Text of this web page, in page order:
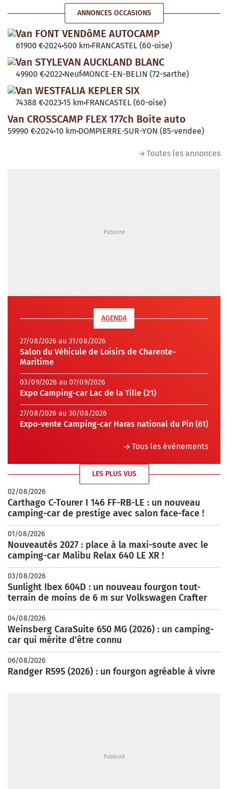
ANNONCES OCCASIONS
Van FONT VENDôME AUTOCAMP
61900 €2024 500 km FRANCASTEL (60-oise)
Van STYLEVAN AUCKLAND BLANC
49900 €2022 Neuf MONCE-EN-BELIN (72-sarthe)
Van WESTFALIA KEPLER SIX
74388 €2023 15 km FRANCASTEL (60-oise)
Van CROSSCAMP FLEX 177ch Boite auto
59990 €2024 10 km DOMPIERRE-SUR-YON (85-vendee)
Toutes les annonces
AGENDA
27/08/2026 au 31/08/2026
Salon du Véhicule de Loisirs de Charente-
Maritime
03/09/2026 au 07/09/2026
Expo Camping-car Lac de la Tille (21)
27/08/2026 au 30/08/2026
Expo-vente Camping-car Haras national du Pin (61)
Tous les évènements
LES PLUS VUS
02/08/2026
Carthago C-Tourer I 146 FF-RB-LE : un nouveau
camping-car de prestige avec salon face-face !
01/08/2026
Nouveautés 2027 : place à la maxi-soute avec le
camping-car Malibu Relax 640 LE XR !
03/08/2026
Sunlight Ibex 604D : un nouveau fourgon tout-
terrain de moins de 6 m sur Volkswagen Crafter
04/08/2026
Weinsberg CaraSuite 650 MG (2026) : un camping-
car qui mérite d'être connu
06/08/2026
Randger R595 (2026) : un fourgon agréable à vivre